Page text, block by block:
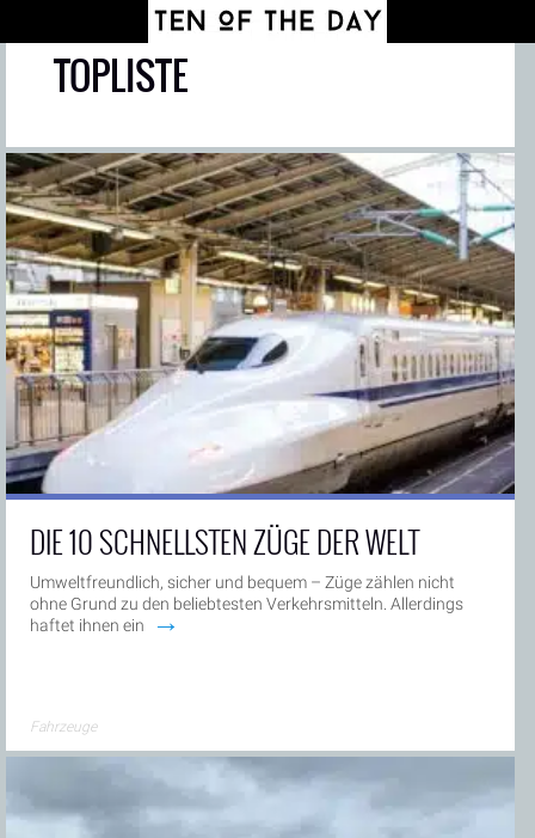
TOPLISTE
DIE 10 SCHNELLSTEN ZÜGE DER WELT
Umweltfreundlich, sicher und bequem – Züge zählen nicht
ohne Grund zu den beliebtesten Verkehrsmitteln. Allerdings
haftet ihnen ein
→
Fahrzeuge